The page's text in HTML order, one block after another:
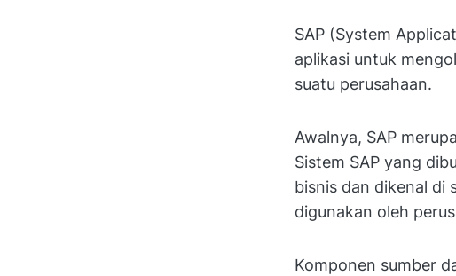
SAP (System
aplikasi untuk
suatu perusahaan.
Awalnya, SAP
Sistem SAP yang
bisnis dan dikenal di
digunakan oleh
Komponen sumber